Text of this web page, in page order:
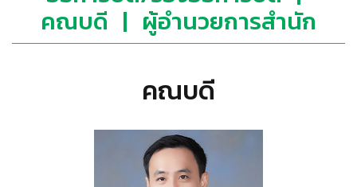
คณบดี | ผู้อำนวยการสำนัก
คณบดี